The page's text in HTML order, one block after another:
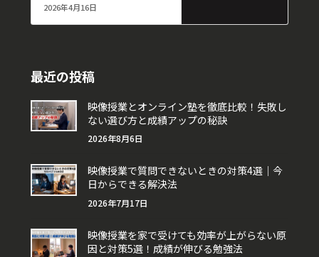
2026年4月16日
最近の投稿
映像授業とオンライン塾を徹底比較！失敗し
ない選び方と成績アップの秘訣
2026年8月6日
映像授業で質問できないときの対策4選｜今
日からできる解決法
2026年7月17日
映像授業を家で受けても効率が上がらない原
因と対策5選！成績が伸びる勉強法